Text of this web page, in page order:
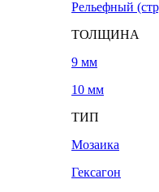
Рельефный
ТОЛЩИНА
9 мм
10 мм
ТИП
Мозаика
Гексагон